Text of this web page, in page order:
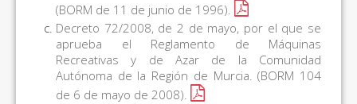
(BORM de 11 de junio de 1996).
Decreto 72/2008, de 2 de mayo, por el que se
aprueba el Reglamento de Máquinas
Recreativas y de Azar de la Comunidad
Autónoma de la Región de Murcia. (BORM 104
de 6 de mayo de 2008).